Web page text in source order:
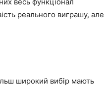
реального виграшу, але
широкий вибір мають